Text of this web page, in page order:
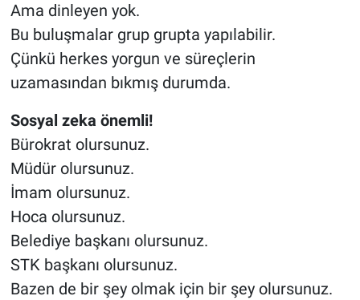
Ama dinleyen yok.
Bu buluşmalar grup grupta yapılabilir.
Çünkü herkes yorgun ve süreçlerin
uzamasından bıkmış durumda.
Sosyal zeka önemli!
Bürokrat olursunuz.
Müdür olursunuz.
İmam olursunuz.
Hoca olursunuz.
Belediye başkanı olursunuz.
STK başkanı olursunuz.
Bazen de bir şey olmak için bir şey olursunuz.